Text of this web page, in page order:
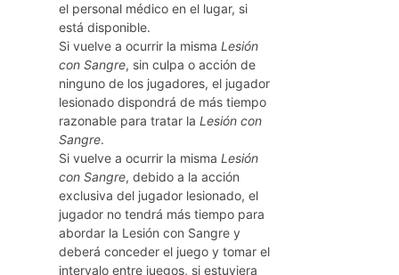
el personal médico en el lugar, si
está disponible.
Si vuelve a ocurrir la misma Lesión
con Sangre, sin culpa o acción de
ninguno de los jugadores, el jugador
lesionado dispondrá de más tiempo
razonable para tratar la Lesión con
Sangre.
Si vuelve a ocurrir la misma Lesión
con Sangre, debido a la acción
exclusiva del jugador lesionado, el
jugador no tendrá más tiempo para
abordar la Lesión con Sangre y
deberá conceder el juego y tomar el
intervalo entre juegos, si estuviera